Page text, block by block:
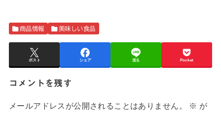
商品情報 美味しい食品
ポスト シェア 送る Pocket
コメントを残す
メールアドレスが公開されることはありません。 ※ が